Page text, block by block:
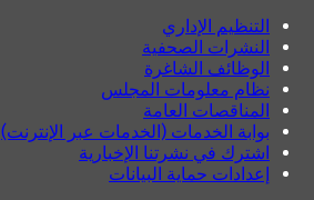
التنظيم الإداري
النشرات الصحفية
الوظائف الشاغرة
نظام معلومات المجلس
المناقصات العامة
بوابة الخدمات (الخدمات عبر الإنترنت)
اشترك في نشرتنا الإخبارية
إعدادات حماية البيانات